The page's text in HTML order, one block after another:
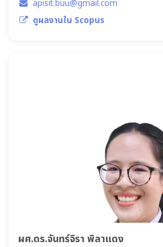
apisit.buu@gmail.com
ดูผลงานใน Scopus
ผศ.ดร.จันทร์จิรา พิลาแดง